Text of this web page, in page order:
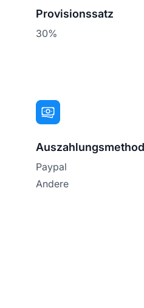
Provisionssatz
30%
Paypal
Andere